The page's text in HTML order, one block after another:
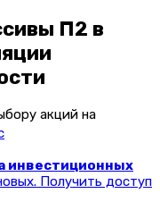
П2 в
акций на
инвестиционных
Получить доступ